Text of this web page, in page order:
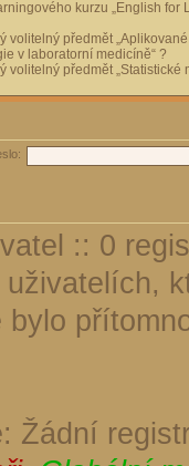
kurzu „English for
volitelný předmět „Aplikované
v laboratorní medicíně“ ?
volitelný předmět „Statistické
:: 0
bylo
Žádní